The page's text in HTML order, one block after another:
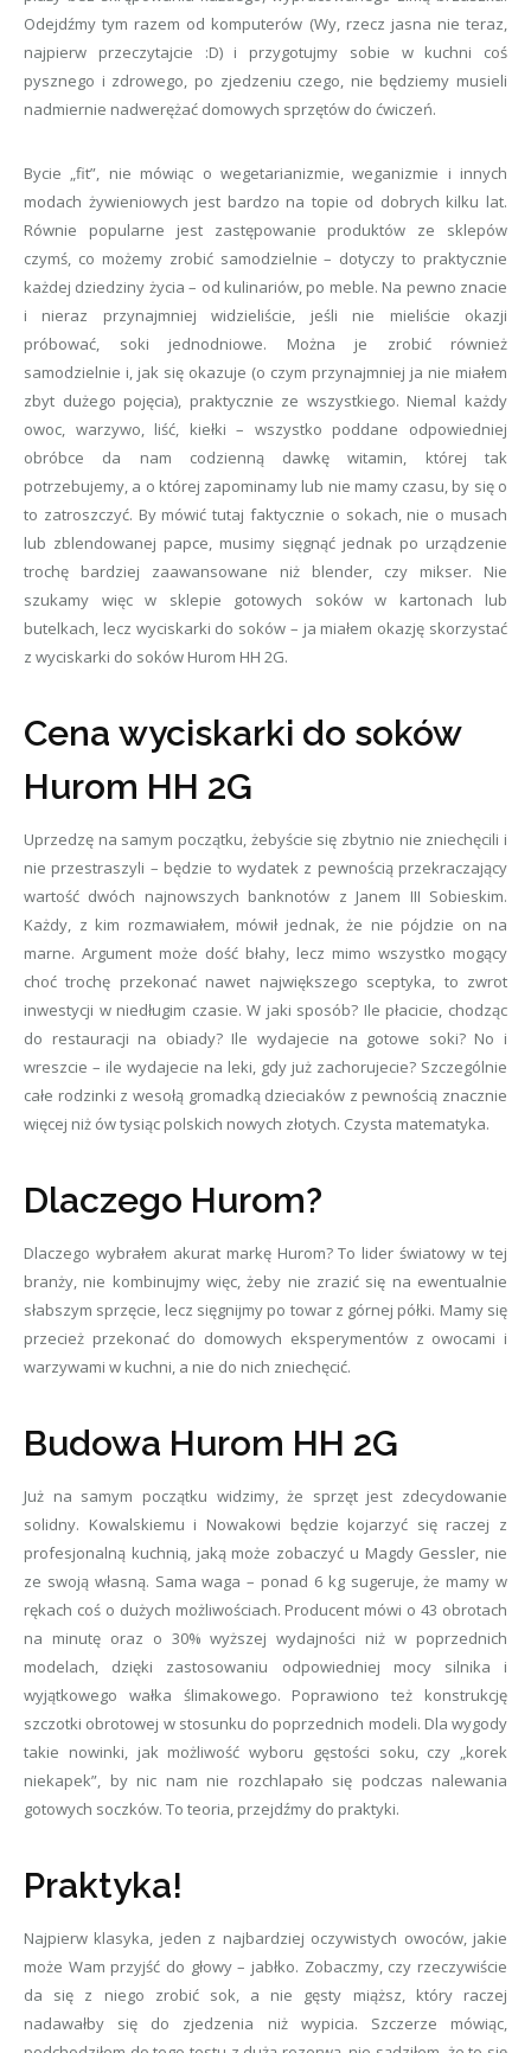
Odejdźmy tym razem od komputerów (Wy, rzecz jasna nie teraz,
najpierw przeczytajcie :D) i przygotujmy sobie w kuchni coś
pysznego i zdrowego, po zjedzeniu czego, nie będziemy musieli
nadmiernie nadwerężać domowych sprzętów do ćwiczeń.
Bycie „fit”, nie mówiąc o wegetarianizmie, weganizmie i innych
modach żywieniowych jest bardzo na topie od dobrych kilku lat.
Równie popularne jest zastępowanie produktów ze sklepów
czymś, co możemy zrobić samodzielnie – dotyczy to praktycznie
każdej dziedziny życia – od kulinariów, po meble. Na pewno znacie
i nieraz przynajmniej widzieliście, jeśli nie mieliście okazji
próbować, soki jednodniowe. Można je zrobić również
samodzielnie i, jak się okazuje (o czym przynajmniej ja nie miałem
zbyt dużego pojęcia), praktycznie ze wszystkiego. Niemal każdy
owoc, warzywo, liść, kiełki – wszystko poddane odpowiedniej
obróbce da nam codzienną dawkę witamin, której tak
potrzebujemy, a o której zapominamy lub nie mamy czasu, by się o
to zatroszczyć. By mówić tutaj faktycznie o sokach, nie o musach
lub zblendowanej papce, musimy sięgnąć jednak po urządzenie
trochę bardziej zaawansowane niż blender, czy mikser. Nie
szukamy więc w sklepie gotowych soków w kartonach lub
butelkach, lecz wyciskarki do soków – ja miałem okazję skorzystać
z wyciskarki do soków Hurom HH 2G.
Cena wyciskarki do soków
Hurom HH 2G
Uprzedzę na samym początku, żebyście się zbytnio nie zniechęcili i
nie przestraszyli – będzie to wydatek z pewnością przekraczający
wartość dwóch najnowszych banknotów z Janem III Sobieskim.
Każdy, z kim rozmawiałem, mówił jednak, że nie pójdzie on na
marne. Argument może dość błahy, lecz mimo wszystko mogący
choć trochę przekonać nawet największego sceptyka, to zwrot
inwestycji w niedługim czasie. W jaki sposób? Ile płacicie, chodząc
do restauracji na obiady? Ile wydajecie na gotowe soki? No i
wreszcie – ile wydajecie na leki, gdy już zachorujecie? Szczególnie
całe rodzinki z wesołą gromadką dzieciaków z pewnością znacznie
więcej niż ów tysiąc polskich nowych złotych. Czysta matematyka.
Dlaczego Hurom?
Dlaczego wybrałem akurat markę Hurom? To lider światowy w tej
branży, nie kombinujmy więc, żeby nie zrazić się na ewentualnie
słabszym sprzęcie, lecz sięgnijmy po towar z górnej półki. Mamy się
przecież przekonać do domowych eksperymentów z owocami i
warzywami w kuchni, a nie do nich zniechęcić.
Budowa Hurom HH 2G
Już na samym początku widzimy, że sprzęt jest zdecydowanie
solidny. Kowalskiemu i Nowakowi będzie kojarzyć się raczej z
profesjonalną kuchnią, jaką może zobaczyć u Magdy Gessler, nie
ze swoją własną. Sama waga – ponad 6 kg sugeruje, że mamy w
rękach coś o dużych możliwościach. Producent mówi o 43 obrotach
na minutę oraz o 30% wyższej wydajności niż w poprzednich
modelach, dzięki zastosowaniu odpowiedniej mocy silnika i
wyjątkowego wałka ślimakowego. Poprawiono też konstrukcję
szczotki obrotowej w stosunku do poprzednich modeli. Dla wygody
takie nowinki, jak możliwość wyboru gęstości soku, czy „korek
niekapek”, by nic nam nie rozchlapało się podczas nalewania
gotowych soczków. To teoria, przejdźmy do praktyki.
Praktyka!
Najpierw klasyka, jeden z najbardziej oczywistych owoców, jakie
może Wam przyjść do głowy – jabłko. Zobaczmy, czy rzeczywiście
da się z niego zrobić sok, a nie gęsty miąższ, który raczej
nadawałby się do zjedzenia niż wypicia. Szczerze mówiąc,